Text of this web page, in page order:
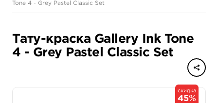
Tone 4 - Grey Pastel Classic Set
Тату-краска Gallery Ink Tone
4 - Grey Pastel Classic Set
скидка
45%